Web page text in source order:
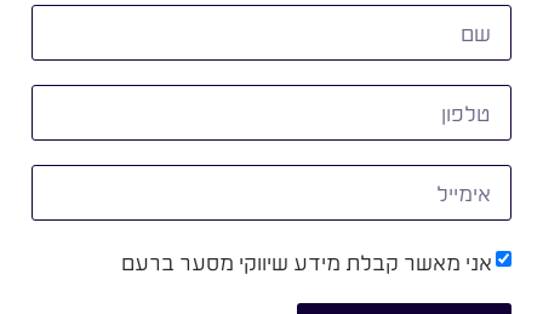
אני מאשר קבלת מידע שיווקי מסער ברעם